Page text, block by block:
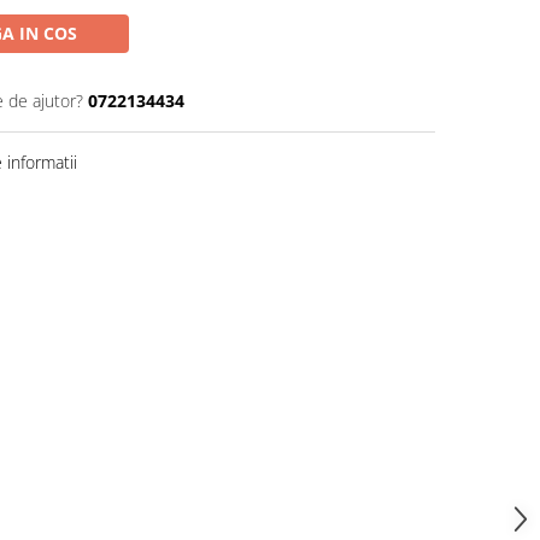
IN COS
de ajutor? 0722134434
informatii